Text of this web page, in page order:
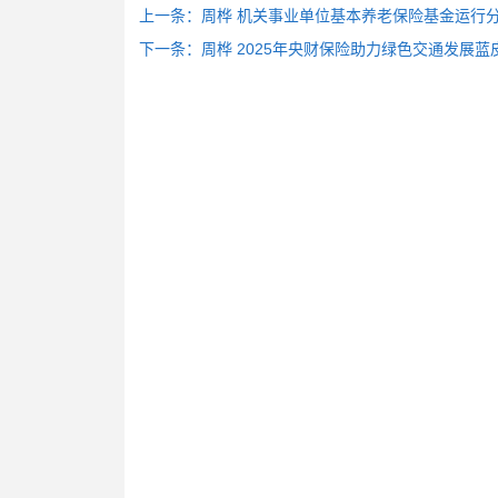
上一条： 周桦 机关事业单位基本养老保险基金运行
下一条： 周桦 2025年央财保险助力绿色交通发展蓝